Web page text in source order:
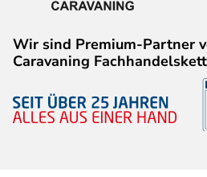
Wir sind Premium-Partner
Caravaning